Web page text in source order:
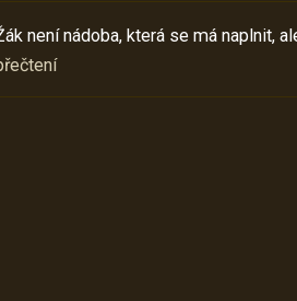
není nádoba, která se má naplnit,